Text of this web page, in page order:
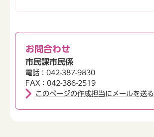
お問合わせ
市民課市民係
電話：042-387-9830
FAX：042-386-2519
このページの作成担当にメールを送る